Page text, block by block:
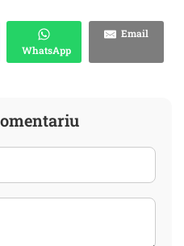
WhatsApp
Email